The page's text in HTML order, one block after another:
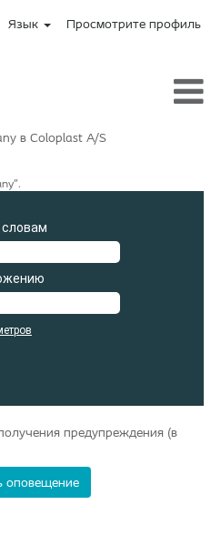
Язык Просмотрите профиль
в Coloplast A/S(текущая
предупреждения (в
оповещение